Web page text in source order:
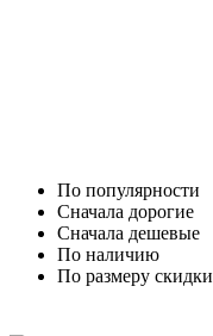
По популярности
Cначала дорогие
Cначала дешевые
По наличию
По размеру скидки